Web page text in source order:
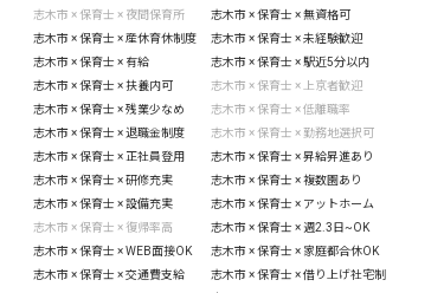
志木市 × 保育士 × 夜間保育所
志木市 × 保育士 × 無資格可
志木市 × 保育士 × 産休育休制度
志木市 × 保育士 × 未経験歓迎
志木市 × 保育士 × 有給
志木市 × 保育士 × 駅近5分以内
志木市 × 保育士 × 扶養内可
志木市 × 保育士 × 上京者歓迎
志木市 × 保育士 × 残業少なめ
志木市 × 保育士 × 低離職率
志木市 × 保育士 × 退職金制度
志木市 × 保育士 × 勤務地選択可
志木市 × 保育士 × 正社員登用
志木市 × 保育士 × 昇給昇進あり
志木市 × 保育士 × 研修充実
志木市 × 保育士 × 複数園あり
志木市 × 保育士 × 設備充実
志木市 × 保育士 × アットホーム
志木市 × 保育士 × 復帰率高
志木市 × 保育士 × 週2.3日~OK
志木市 × 保育士 × WEB面接OK
志木市 × 保育士 × 家庭都合休OK
志木市 × 保育士 × 交通費支給
志木市 × 保育士 × 借り上げ社宅制